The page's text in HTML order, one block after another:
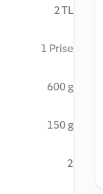
2 TL
1 Prise
600 g
150 g
2